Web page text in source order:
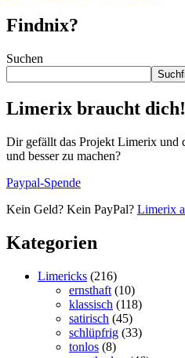
Findnix?
Suchen
Limerix braucht dich!
Dir gefällt das Projekt Limerix und
und besser zu machen?
Paypal-Spende
Kein Geld? Kein PayPal? Limerix
Kategorien
Limericks (216)
ernsthaft (10)
klassisch (118)
satirisch (45)
schlüpfrig (33)
tonlos (8)